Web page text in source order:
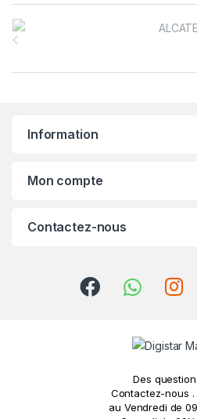
Information
Mon compte
Contactez-nous
Des
Contactez-nous .
au Vendredi de